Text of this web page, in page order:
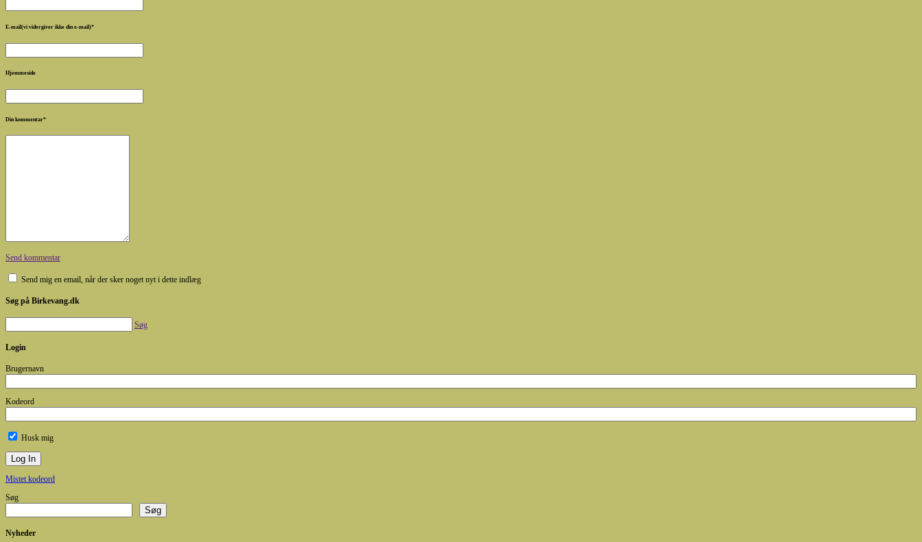
E-mail(vi vidergiver ikke din e-mail)*
Hjemmeside
Din kommentar*
Send kommentar
Send mig en email, når der sker noget nyt i dette indlæg
Søg på Birkevang.dk
Søg
Login
Brugernavn
Kodeord
Husk mig
Mistet kodeord
Søg
Søg
Nyheder